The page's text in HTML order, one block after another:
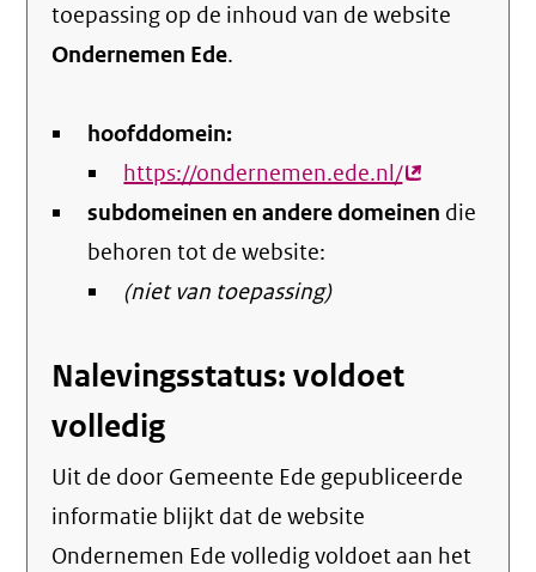
toepassing op de inhoud van de website
Ondernemen Ede.
hoofddomein:
https://ondernemen.ede.nl/(externe
link)
subdomeinen en andere domeinen die
behoren tot de website:
(niet van toepassing)
Nalevingsstatus: voldoet
volledig
Uit de door Gemeente Ede gepubliceerde
informatie blijkt dat de website
Ondernemen Ede volledig voldoet aan het